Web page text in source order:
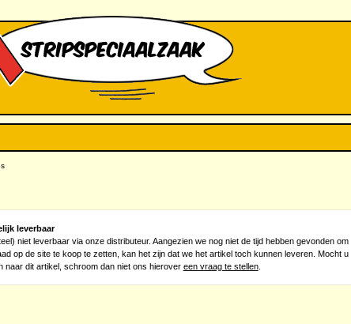
leverbaar
niet leverbaar via onze distributeur. Aangezien we nog niet de tijd hebben gevonden om
op de site te koop te zetten, kan het zijn dat we het artikel toch kunnen leveren. Mocht u
naar dit artikel, schroom dan niet ons hierover een vraag te stellen.